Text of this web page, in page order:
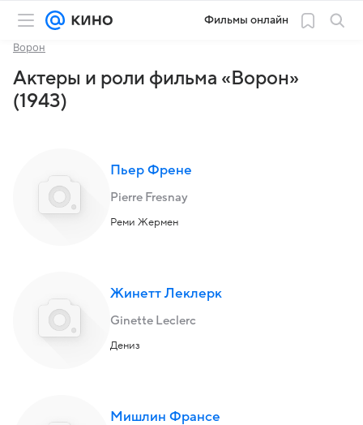
Фильмы онлайн
Ворон
Актеры и роли фильма «Ворон»
(1943)
Пьер Френе
Pierre Fresnay
Реми Жермен
Жинетт Леклерк
Ginette Leclerc
Дениз
Мишлин Франсе